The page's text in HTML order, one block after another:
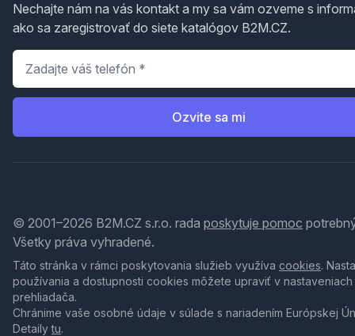
Nechajte nám na vás kontakt a my sa vám ozveme s
ako sa zaregistrovať do siete katalógov B2M.CZ.
Telefón
Ozvite sa mi
© 2001–2026 B2M.CZ s.r.o. rada poskytuje pomoc
Všetky práva vyhradené.
Táto stránka v rámci poskytovania služieb využíva cookies.
používania a dostupnosti cookies môžete upraviť v nastaveniach
prehliadača.
Chránime vaše osobné údaje v súlade s nariadením Európskej
Detailytu.